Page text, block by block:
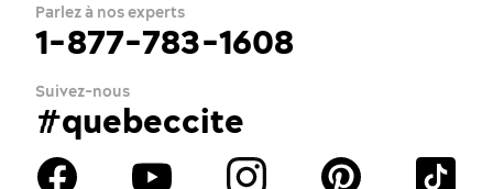
Parlez à nos experts
1-877-783-1608
Suivez-nous
#quebeccite